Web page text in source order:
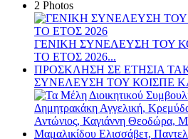
2 Photos
ΓΕΝΙΚΗ ΣΥΝΕΛΕΥΣΗ ΤΟΥ
ΤΟ ΕΤΟΣ 2026...
ΠΡΟΣΚΛΗΣΗ ΣΕ ΕΤΗΣΙΑ
ΣΥΝΕΛΕΥΣΗ ΤΟΥ ΚΟΙΣΠΕ